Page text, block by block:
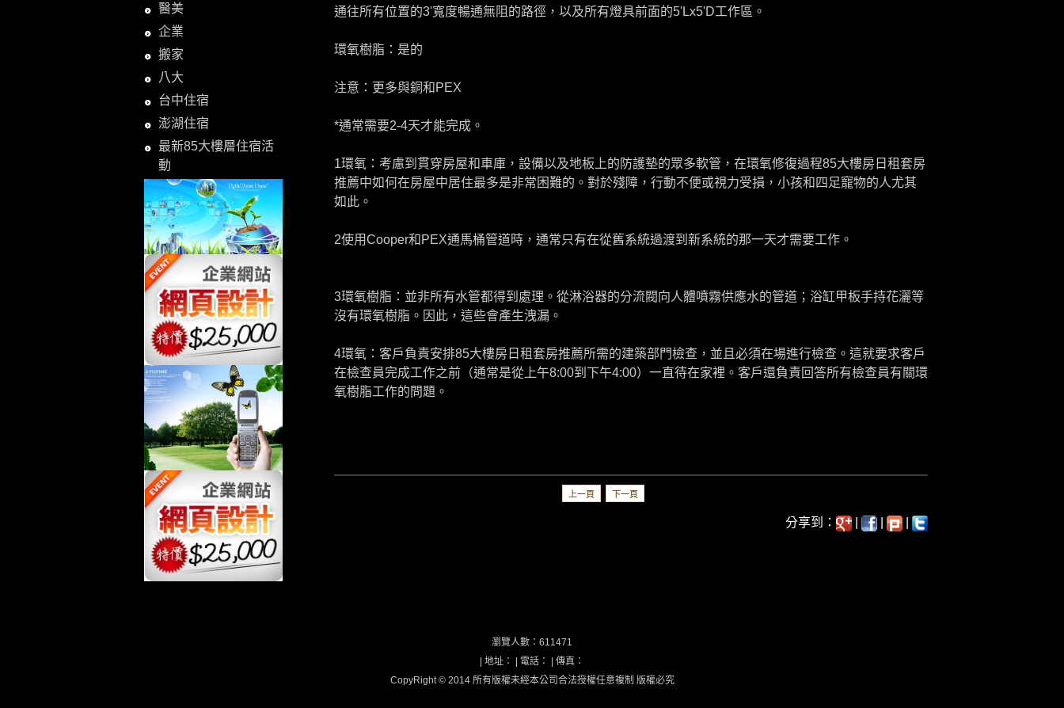
醫美
企業
搬家
八大
台中住宿
澎湖住宿
最新85大樓層住宿活
動
通往所有位置的3'寬度暢通無阻的路徑，以及所有燈具前面的5'Lx5'D工作區。
環氧樹脂：是的
注意：更多與銅和PEX
*通常需要2-4天才能完成。
1環氧：考慮到貫穿房屋和車庫，設備以及地板上的防護墊的眾多軟管，在環氧修復過程85大樓房日租套房
推薦中如何在房屋中居住最多是非常困難的。對於殘障，行動不便或視力受損，小孩和四足寵物的人尤其
如此。
2使用Cooper和PEX通馬桶管道時，通常只有在從舊系統過渡到新系統的那一天才需要工作。
3環氧樹脂：並非所有水管都得到處理。從淋浴器的分流閥向人體噴霧供應水的管道；浴缸甲板手持花灑等
沒有環氧樹脂。因此，這些會產生洩漏。
4環氧：客戶負責安排85大樓房日租套房推薦所需的建築部門檢查，並且必須在場進行檢查。這就要求客戶
在檢查員完成工作之前（通常是從上午8:00到下午4:00）一直待在家裡。客戶還負責回答所有檢查員有關環
氧樹脂工作的問題。
上一頁 下一頁
分享到：
瀏覽人數：611471
| 地址： | 電話： | 傳真：
CopyRight © 2014 所有版權未經本公司合法授權任意複制 版權必究